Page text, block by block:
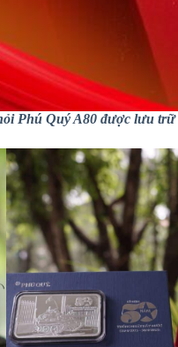
Phú Quý A80 được lưu